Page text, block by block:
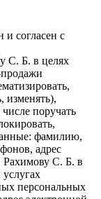
согласен с
С. Б. в целях
изменять),
числе поручать
фамилию,
адрес
С. Б. в
персональных